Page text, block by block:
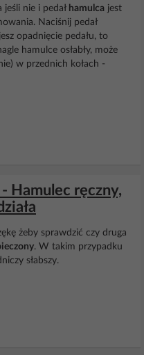
jeśli nie i pedał hamulca jest
Naciśnij pedał
opadnięcie pedału, to
hamulce osłabły, może
w przednich kołach -
Hamulec ręczny,
żeby sprawdzić czy druga
. W takim przypadku
słabszy.